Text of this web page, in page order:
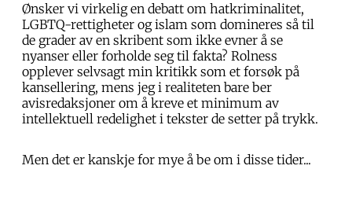
Ønsker vi virkelig en debatt om hatkriminalitet,
LGBTQ-rettigheter og islam som domineres så til
de grader av en skribent som ikke evner å se
nyanser eller forholde seg til fakta? Rolness
opplever selvsagt min kritikk som et forsøk på
kansellering, mens jeg i realiteten bare ber
avisredaksjoner om å kreve et minimum av
intellektuell redelighet i tekster de setter på trykk.
Men det er kanskje for mye å be om i disse tider...